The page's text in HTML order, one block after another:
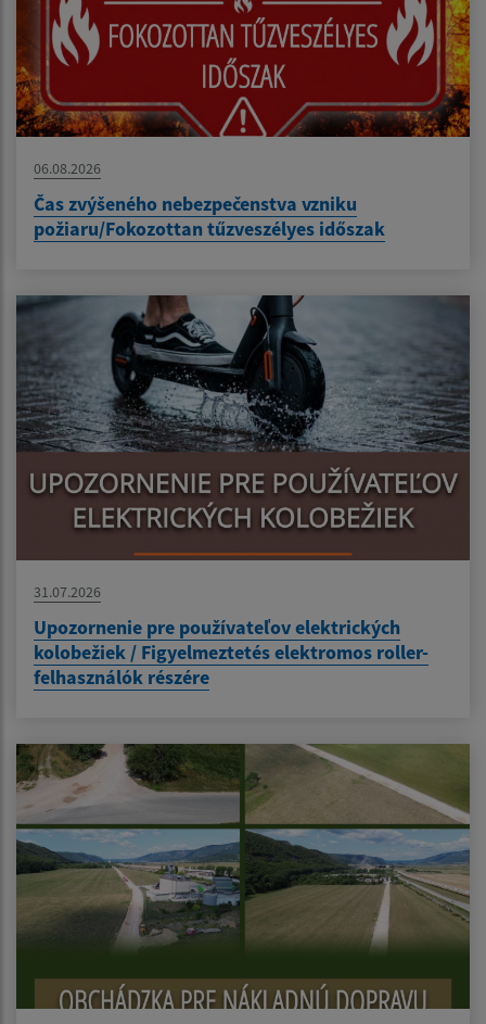
06.08.2026
Čas zvýšeného nebezpečenstva vzniku
požiaru/Fokozottan tűzveszélyes időszak
31.07.2026
Upozornenie pre používateľov elektrických
kolobežiek / Figyelmeztetés elektromos roller-
felhasználók részére